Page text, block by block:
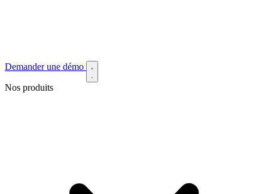
Demander une démo
Nos produits